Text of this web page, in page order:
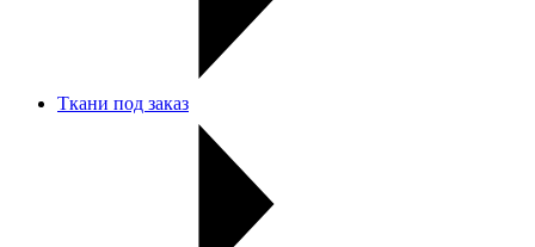
Ткани под заказ